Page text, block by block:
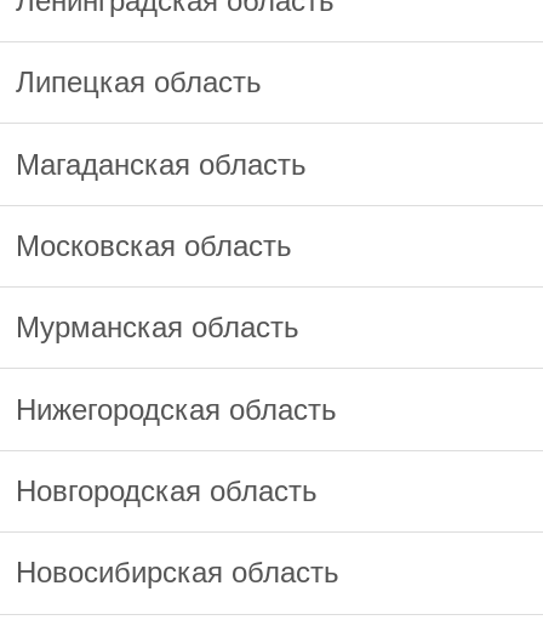
Липецкая область
Магаданская область
Московская область
Мурманская область
Нижегородская область
Новгородская область
Новосибирская область